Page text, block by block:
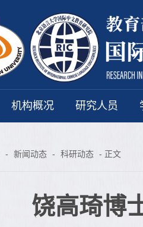
机构概况 研究人员
- 新闻动态 - 科研动态 - 正文
饶高琦博